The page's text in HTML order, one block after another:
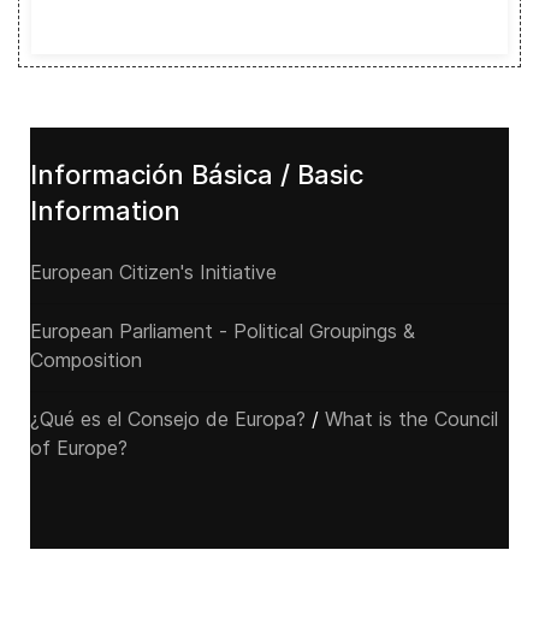
Información Básica / Basic
Information
European Citizen's Initiative
European Parliament - Political Groupings &
Composition
¿Qué es el Consejo de Europa? / What is the Council
of Europe?